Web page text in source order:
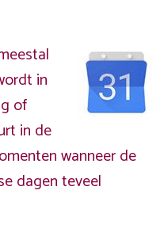
in
of
in de
wanneer de
dagen teveel